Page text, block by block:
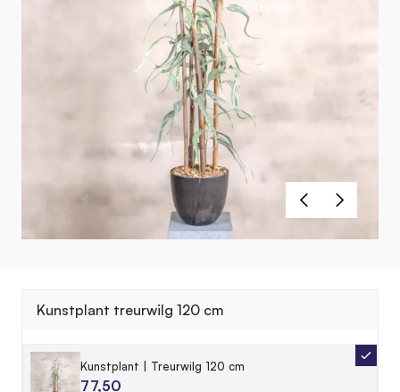
Kunstplant treurwilg 120 cm
Kunstplant | Treurwilg 120 cm
77,50